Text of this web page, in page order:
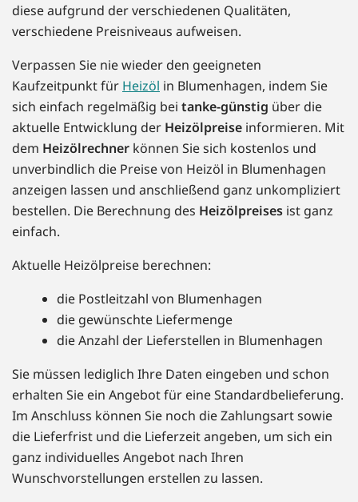
diese aufgrund der verschiedenen Qualitäten,
verschiedene Preisniveaus aufweisen.
Verpassen Sie nie wieder den geeigneten
Kaufzeitpunkt für Heizöl in Blumenhagen, indem Sie
sich einfach regelmäßig bei tanke-günstig über die
aktuelle Entwicklung der Heizölpreise informieren. Mit
dem Heizölrechner können Sie sich kostenlos und
unverbindlich die Preise von Heizöl in Blumenhagen
anzeigen lassen und anschließend ganz unkompliziert
bestellen. Die Berechnung des Heizölpreises ist ganz
einfach.
Aktuelle Heizölpreise berechnen:
die Postleitzahl von Blumenhagen
die gewünschte Liefermenge
die Anzahl der Lieferstellen in Blumenhagen
Sie müssen lediglich Ihre Daten eingeben und schon
erhalten Sie ein Angebot für eine Standardbelieferung.
Im Anschluss können Sie noch die Zahlungsart sowie
die Lieferfrist und die Lieferzeit angeben, um sich ein
ganz individuelles Angebot nach Ihren
Wunschvorstellungen erstellen zu lassen.